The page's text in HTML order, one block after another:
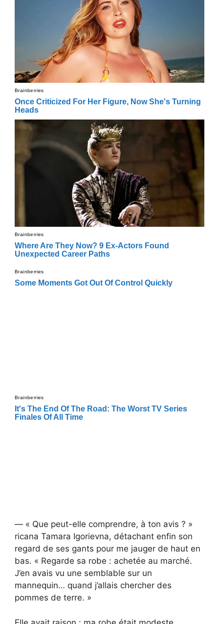
— « Que peut-elle comprendre, à ton avis ? »
ricana Tamara Igorievna, détachant enfin son
regard de ses gants pour me jauger de haut en
bas. « Regarde sa robe : achetée au marché.
J’en avais vu une semblable sur un
mannequin… quand j’allais chercher des
pommes de terre. »